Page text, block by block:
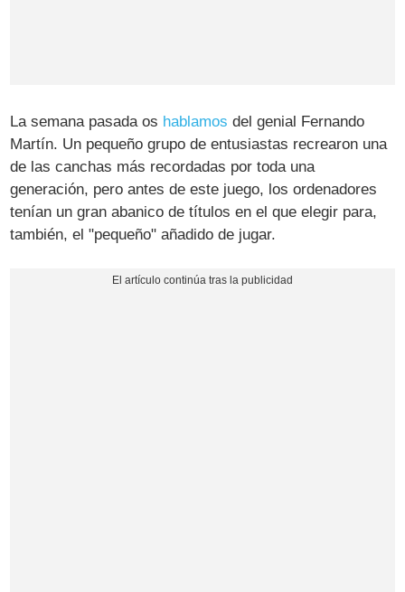
La semana pasada os hablamos del genial Fernando
Martín. Un pequeño grupo de entusiastas recrearon una
de las canchas más recordadas por toda una
generación, pero antes de este juego, los ordenadores
tenían un gran abanico de títulos en el que elegir para,
también, el "pequeño" añadido de jugar.